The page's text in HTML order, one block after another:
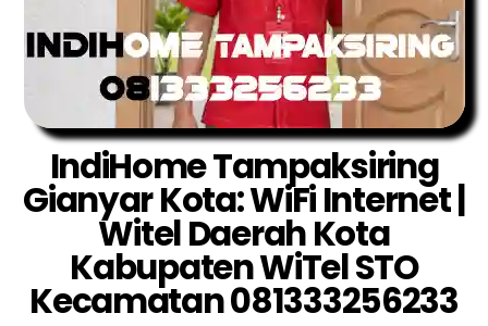
IndiHome Tampaksiring
Gianyar Kota: WiFi Internet |
Witel Daerah Kota
Kabupaten WiTel STO
Kecamatan 081333256233